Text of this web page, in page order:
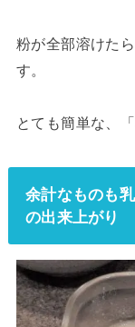
粉が全部溶けた
す。
とても簡単な、
余計なものも
の出来上がり